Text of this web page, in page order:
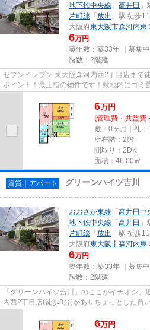
地下鉄中央線 「高井田
片町線 「放出 」駅 徒歩
大阪府東大阪市森河内東
6万円
築年数：築33年 ｜募集中
階数：2階建
セブンイレブン 東大阪森河内西2丁目店まで
ポイント！最上階の物件です！敷地内にゴミ
る必要が無く、ごみ出しが短...
6万円
(管理費・共益費
敷：0ヶ月｜礼：
所在階：2階
間取り：2DK
面積：46.00㎡
賃貸｜アパート グリーンハイツ吉川
おおさか東線 「高井田中
地下鉄中央線 「高井田
片町線 「放出 」駅 徒歩
大阪府東大阪市森河内東
6万円
築年数：築33年 ｜募集中
階数：2階建
「グリーンハイツ吉川」のここがイチオシ
内西2丁目店(徒歩3分)がありちょっとした買
場がある物件です。自走式駐...
6万円